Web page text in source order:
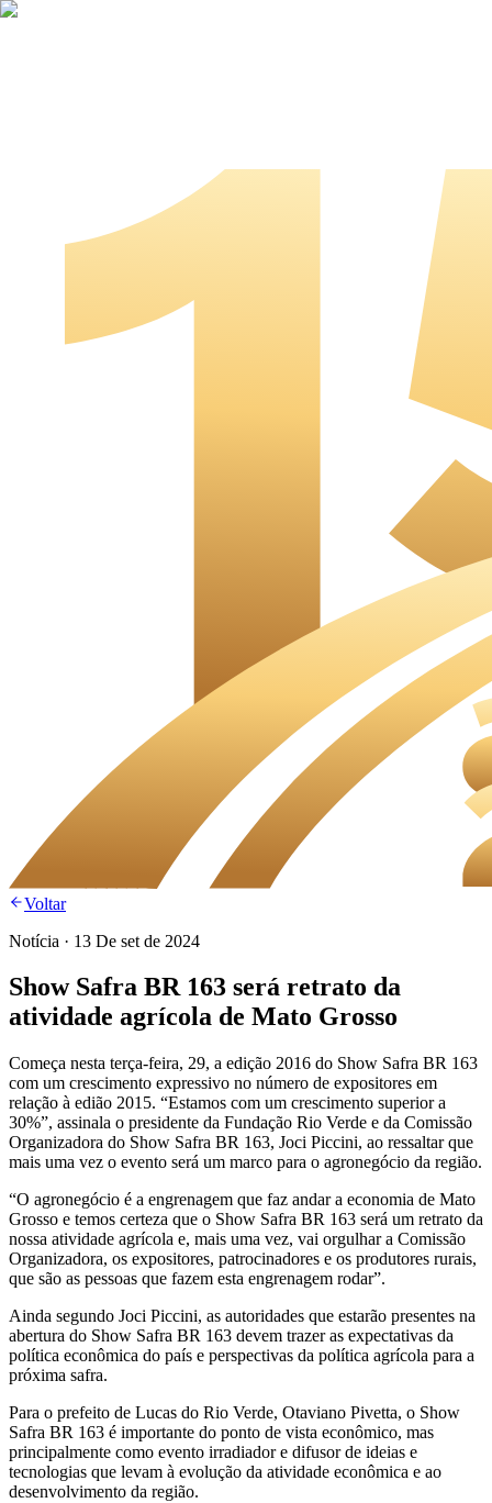
Voltar
Notícia · 13 De set de 2024
Show Safra BR 163 será retrato da
atividade agrícola de Mato Grosso
Começa nesta terça-feira, 29, a edição 2016 do Show Safra BR 163
com um crescimento expressivo no número de expositores em
relação à edião 2015. “Estamos com um crescimento superior a
30%”, assinala o presidente da Fundação Rio Verde e da Comissão
Organizadora do Show Safra BR 163, Joci Piccini, ao ressaltar que
mais uma vez o evento será um marco para o agronegócio da região.
“O agronegócio é a engrenagem que faz andar a economia de Mato
Grosso e temos certeza que o Show Safra BR 163 será um retrato da
nossa atividade agrícola e, mais uma vez, vai orgulhar a Comissão
Organizadora, os expositores, patrocinadores e os produtores rurais,
que são as pessoas que fazem esta engrenagem rodar”.
Ainda segundo Joci Piccini, as autoridades que estarão presentes na
abertura do Show Safra BR 163 devem trazer as expectativas da
política econômica do país e perspectivas da política agrícola para a
próxima safra.
Para o prefeito de Lucas do Rio Verde, Otaviano Pivetta, o Show
Safra BR 163 é importante do ponto de vista econômico, mas
principalmente como evento irradiador e difusor de ideias e
tecnologias que levam à evolução da atividade econômica e ao
desenvolvimento da região.